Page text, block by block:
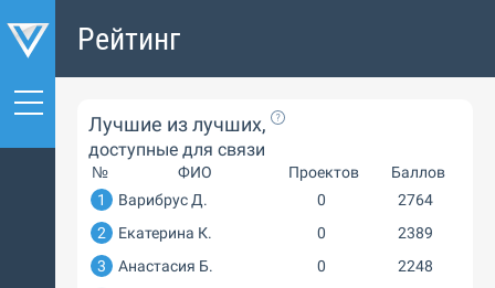
Рейтинг
Лучшие из лучших,
доступные для связи
№ ФИО Проектов
Баллов
1
Варибрус Д. 0
2764
2
Екатерина К. 0
2389
3
Анастасия Б. 0
2248